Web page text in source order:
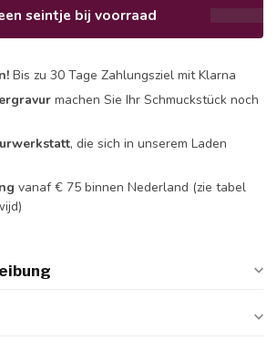
seintje bij voorraad
Bis zu 30 Tage Zahlungsziel mit Klarna
machen Sie Ihr Schmuckstück noch
, die sich in unserem Laden
vanaf € 75 binnen Nederland (zie tabel